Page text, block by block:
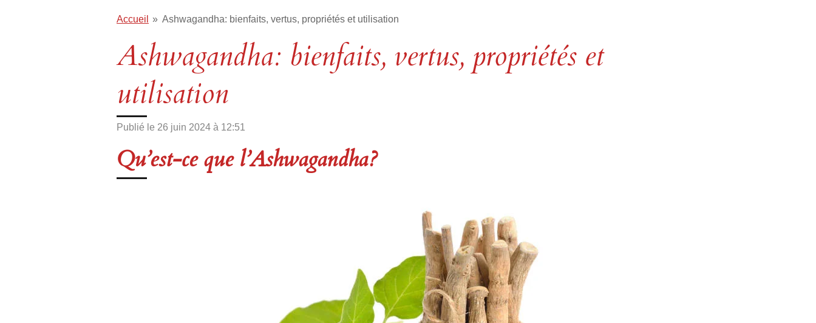
Accueil » Ashwagandha: bienfaits, vertus, propriétés et utilisation
Ashwagandha: bienfaits, vertus, propriétés et
utilisation
Publié le 26 juin 2024 à 12:51
Qu’est-ce que l’Ashwagandha?